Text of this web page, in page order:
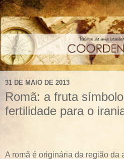
31 DE MAIO DE 2013
Romã: a fruta
fertilidade para o
A romã é originária da região da